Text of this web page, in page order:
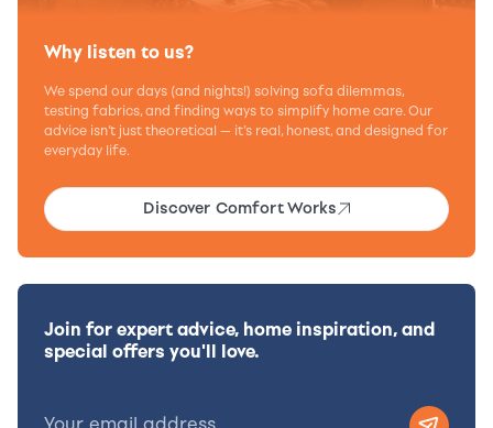
Why listen to us?
We spend our days (and nights!) solving sofa dilemmas,
testing fabrics, and finding ways to simplify home care. Our
advice isn’t just theoretical — it’s real, honest, and designed for
everyday life.
Discover Comfort Works
Join for expert advice, home inspiration, and
special offers you'll love.